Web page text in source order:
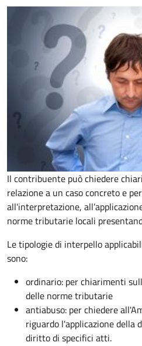
Il contribuente può chiedere
relazione a un caso concreto e
all'interpretazione,
norme tributarie locali
Le tipologie di interpello
sono:
ordinario: per chiarimenti
delle norme tributarie
antiabuso: per chiedere
riguardo l'applicazione della
diritto di specifici atti.